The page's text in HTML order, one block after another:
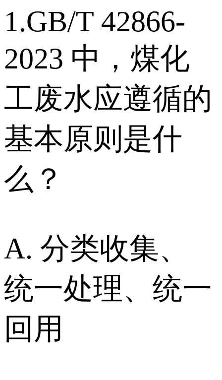
1.GB/T 42866-
2023 中，煤化
工废水应遵循的
基本原则是什
么？
A. 分类收集、
统一处理、统一
回用